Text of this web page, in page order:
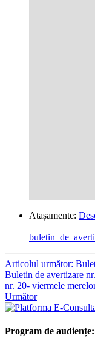
Atașamente:
Articolul următor:
Buletin de avertizare
nr. 20- viermele
Următor
Program de audiențe: